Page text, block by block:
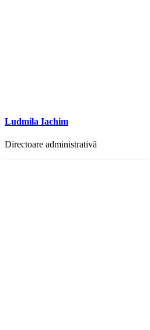
Ludmila Iachim
Directoare administrativă